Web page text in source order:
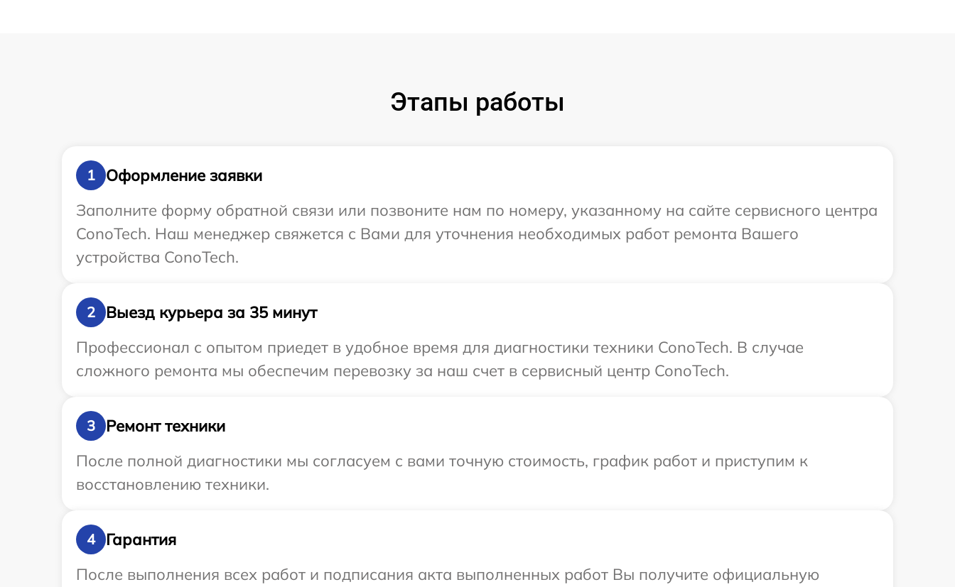
Этапы работы
1
Оформление заявки
Заполните форму обратной связи или позвоните нам по номеру, указанному на сайте сервисного центра
ConoTech. Наш менеджер свяжется с Вами для уточнения необходимых работ ремонта Вашего
устройства ConoTech.
2
Выезд курьера за 35 минут
Профессионал с опытом приедет в удобное время для диагностики техники ConoTech. В случае
сложного ремонта мы обеспечим перевозку за наш счет в сервисный центр ConoTech.
3
Ремонт техники
После полной диагностики мы согласуем с вами точную стоимость, график работ и приступим к
восстановлению техники.
4
Гарантия
После выполнения всех работ и подписания акта выполненных работ Вы получите официальную